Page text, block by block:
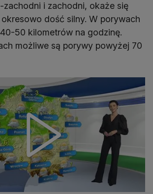
zachodni i zachodni, okaże się
dość silny. W porywach
50 kilometrów na godzinę.
możliwe są porywy powyżej 70